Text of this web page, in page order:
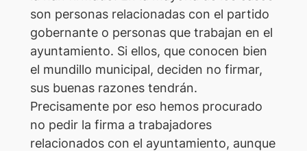
son personas relacionadas con el partido
gobernante o personas que trabajan en el
ayuntamiento. Si ellos, que conocen bien
el mundillo municipal, deciden no firmar,
sus buenas razones tendrán.
Precisamente por eso hemos procurado
no pedir la firma a trabajadores
relacionados con el ayuntamiento, aunque